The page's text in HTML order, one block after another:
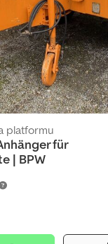
platformu
für
| BPW